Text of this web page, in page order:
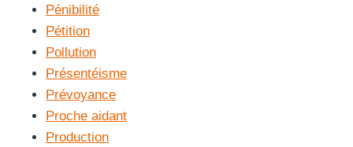
Pénibilité
Pétition
Pollution
Présentéisme
Prévoyance
Proche aidant
Production